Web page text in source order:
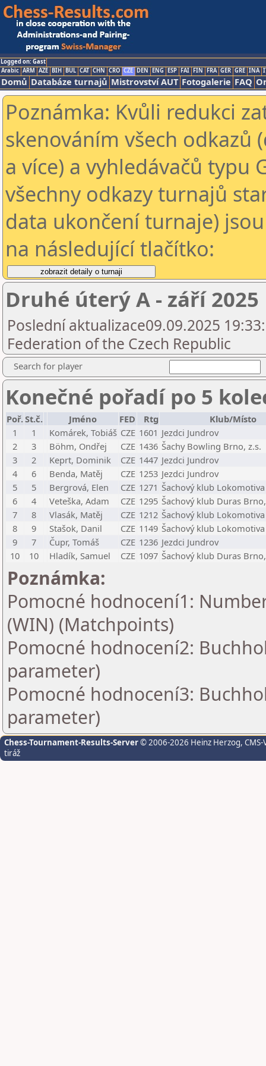
Logged on: Gast
Arabic ARM AZE BIH BUL CAT CHN CRO CZE DEN ENG ESP FAI FIN FRA GER GRE INA
Domů Databáze turnajů Mistrovství AUT Fotogalerie FAQ
Poznámka: Kvůli redukci
skenováním všech odkazů
a více) a vyhledávačů typu
všechny odkazy turnajů
data ukončení turnaje)
na následující tlačítko:
Druhé úterý A - září 2025
Poslední aktualizace09.09.2025
Federation of the Czech Republic
Search for player
Konečné pořadí po 5
Poř.St.č. Jméno FED Rtg
Klub/Místo
1
1 Komárek, Tobiáš CZE 1601 Jezdci Jundrov
2
3 Böhm, Ondřej CZE 1436 Šachy Bowling Brno, z.s.
3
2 Keprt, Dominik CZE 1447 Jezdci Jundrov
4
6 Benda, Matěj CZE 1253 Jezdci Jundrov
5
5 Bergrová, Elen CZE 1271 Šachový klub
6
4 Veteška, Adam CZE 1295 Šachový klub Duras
7
8 Vlasák, Matěj CZE 1212 Šachový klub
8
9 Stašok, Danil CZE 1149 Šachový klub
9
7 Čupr, Tomáš CZE 1236 Jezdci Jundrov
10
10 Hladík, Samuel CZE 1097 Šachový klub Duras
Poznámka:
Pomocné hodnocení1:
(WIN) (Matchpoints)
Pomocné hodnocení2:
parameter)
Pomocné hodnocení3:
parameter)
Chess-Tournament-Results-Server© 2006-2026 Heinz Herzog,
tiráž